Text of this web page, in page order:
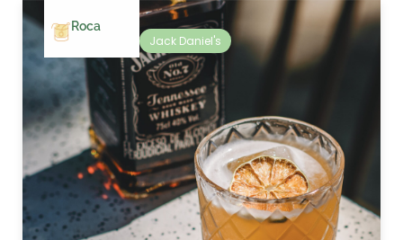
Roca
Jack Daniel's